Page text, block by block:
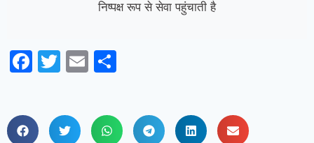
निष्पक्ष रूप से सेवा पहुंचाती है
Facebook
TwitterEmail